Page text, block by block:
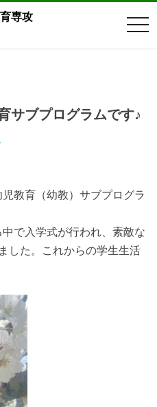
専攻
ブプログラムです♪
教育（幼教）サブプログラ
で入学式が行われ、素敵な
した。これからの学生生活